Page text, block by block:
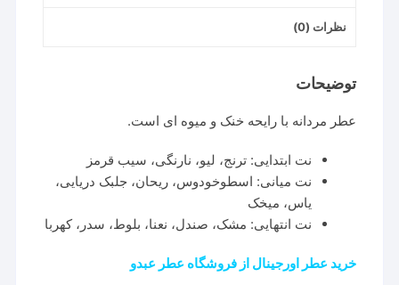
نظرات (0)
توضیحات
عطر مردانه با رایحه خنک و میوه ای است.
نت ابتدایی: ترنج، لیو، نارنگی، سیب قرمز
نت میانی: اسطوخودوس، ریحان، جلبک دریایی،
یاس، میخک
نت انتهایی: مشک، صندل، نعنا، بلوط، سدر، کهربا
خرید عطر اورجینال از فروشگاه عطر عبدو